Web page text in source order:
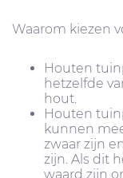
Waarom kiezen
Houten
hetzelfde
hout.
Houten
kunnen
zwaar zijn
zijn. Als dit
waard zijn